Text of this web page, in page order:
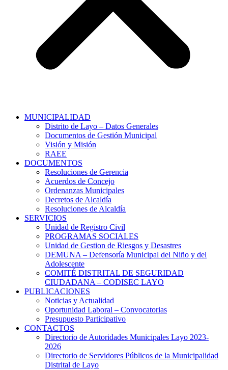
MUNICIPALIDAD
Distrito de Layo – Datos Generales
Documentos de Gestión Municipal
Visión y Misión
RAEE
DOCUMENTOS
Resoluciones de Gerencia
Acuerdos de Concejo
Ordenanzas Municipales
Decretos de Alcaldía
Resoluciones de Alcaldía
SERVICIOS
Unidad de Registro Civil
PROGRAMAS SOCIALES
Unidad de Gestion de Riesgos y Desastres
DEMUNA – Defensoría Municipal del Niño y del
Adolescente
COMITÉ DISTRITAL DE SEGURIDAD
CIUDADANA – CODISEC LAYO
PUBLICACIONES
Noticias y Actualidad
Oportunidad Laboral – Convocatorias
Presupuesto Participativo
CONTACTOS
Directorio de Autoridades Municipales Layo 2023-
2026
Directorio de Servidores Públicos de la Municipalidad
Distrital de Layo